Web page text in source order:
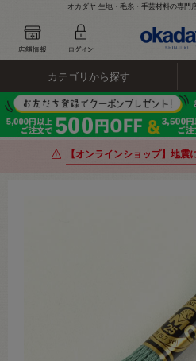
オカダヤ 生地・毛糸・手芸材料の専門
カテゴリから探す
【オンラインショップ】地